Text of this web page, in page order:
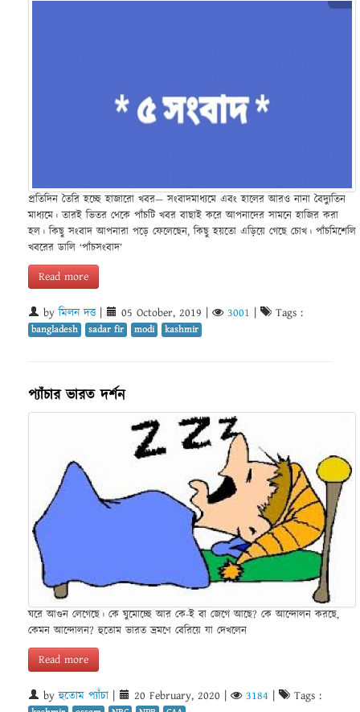
প্রতিদিন তৈরি হচ্ছে হাজারো খবর— সংবাদমাধ্যমে এবং হালের আরও নানা বৈদ্যুতিন
মাধ্যমে। তারই ভিতর থেকে পাঁচটি খবর বাছাই করে আপনাদের সামনে হাজির করা
হল। কিছু সংবাদ আপনারা পড়ে ফেলেছেন, কিছু হয়তো এড়িয়ে গেছে চোখ। পাঁচমিশেলি
খবরের ডালি ‘পাঁচসংবাদ’
Read more
byমিলন দত্ত| 05 October, 2019 3001 Tags :
bangladesh sadar fir modi kashmir
প্যাঁচার ভারত দর্শন
ঘরে আগুন লেগেছে। কে ঘুমোচ্ছে আর কে-ই বা জেগে আছে? কে আন্দোলন করছে,
কেমন আন্দোলন? হুতোম ভারত ভ্রমণে বেরিয়ে যা দেখলেন
Read more
byহুতোম প্যাঁচা 20 February, 2020 3184 Tags :